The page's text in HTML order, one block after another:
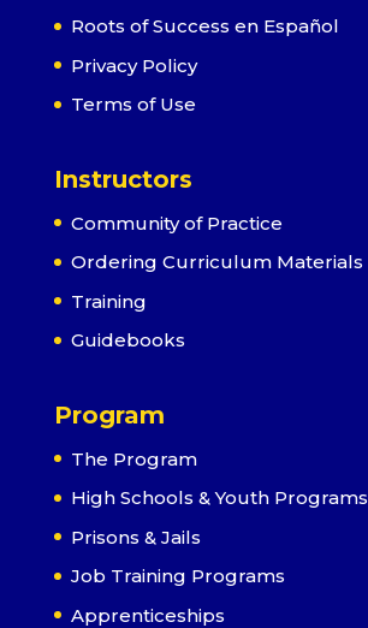
Roots of Success en Español
Privacy Policy
Terms of Use
Instructors
Community of Practice
Ordering Curriculum Materials
Training
Guidebooks
Program
The Program
High Schools & Youth Programs
Prisons & Jails
Job Training Programs
Apprenticeships